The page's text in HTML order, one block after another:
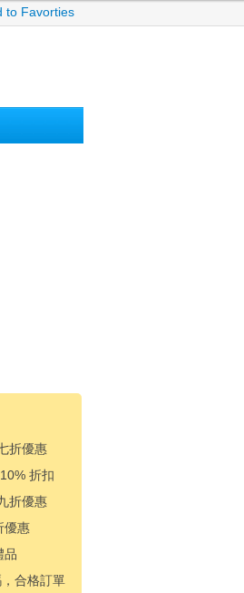
to Favorties
折優惠
折扣
折優惠
優惠
品
合格訂單